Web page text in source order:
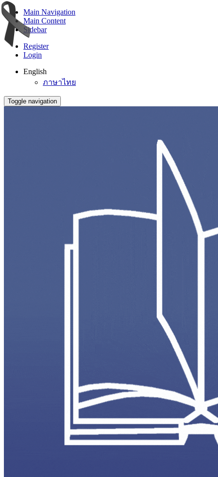
Main Navigation
Main Content
Sidebar
Register
Login
English
ภาษาไทย
Toggle navigation